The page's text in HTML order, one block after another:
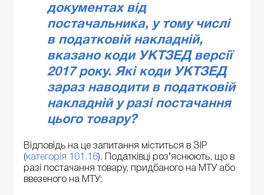
документах від
постачальника, у тому числі
в податковій накладній,
вказано коди УКТЗЕД версії
2017 року. Які коди УКТЗЕД
зараз наводити в податковій
накладній у разі постачання
цього товару?
Відповідь на це запитання міститься в ЗІР
(категорія 101.16). Податківці роз’яснюють, що в
разі постачання товару, придбаного на МТУ або
ввезеного на МТУ: